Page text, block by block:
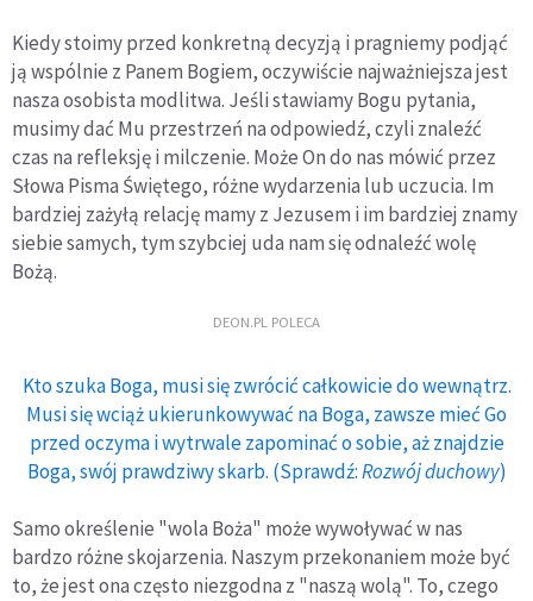
Kiedy stoimy przed konkretną decyzją i pragniemy podjąć
ją wspólnie z Panem Bogiem, oczywiście najważniejsza jest
nasza osobista modlitwa. Jeśli stawiamy Bogu pytania,
musimy dać Mu przestrzeń na odpowiedź, czyli znaleźć
czas na refleksję i milczenie. Może On do nas mówić przez
Słowa Pisma Świętego, różne wydarzenia lub uczucia. Im
bardziej zażyłą relację mamy z Jezusem i im bardziej znamy
siebie samych, tym szybciej uda nam się odnaleźć wolę
Bożą.
DEON.PL POLECA
Kto szuka Boga, musi się zwrócić całkowicie do wewnątrz.
Musi się wciąż ukierunkowywać na Boga, zawsze mieć Go
przed oczyma i wytrwale zapominać o sobie, aż znajdzie
Boga, swój prawdziwy skarb. (Sprawdź:Rozwój duchowy)
Samo określenie "wola Boża" może wywoływać w nas
bardzo różne skojarzenia. Naszym przekonaniem może być
to, że jest ona często niezgodna z "naszą wolą". To, czego